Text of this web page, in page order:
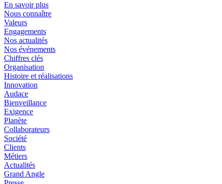
En savoir plus
Nous connaître
Valeurs
Engagements
Nos actualités
Nos événements
Chiffres clés
Organisation
Histoire et réalisations
Innovation
Audace
Bienveillance
Exigence
Planète
Collaborateurs
Société
Clients
Métiers
Actualités
Grand Angle